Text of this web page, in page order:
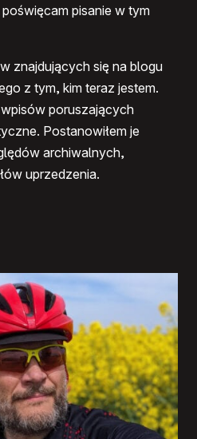
pisanie w tym
znajdujących się na blogu
z tym, kim teraz jestem.
poruszających
Postanowiłem je
archiwalnych,
uprzedzenia.